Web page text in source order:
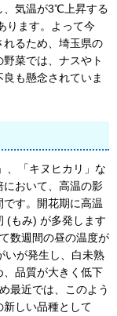
、気温が3℃上昇する
ります。よって今
るため、埼玉県の
菜では、ナスやト
も懸念されていま
、「キヌヒカリ」な
において、高温の影
す。開花期に高温
(もみ) が多発します
数週間の昼の温度が
が発生し、白未熟
品質が大きく低下
最近では、このよう
しい品種として